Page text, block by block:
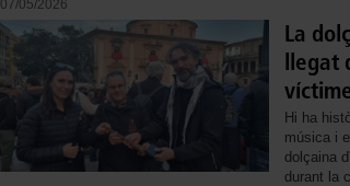
07/05/2026
La
llegat
Hi ha
música i
dolçaina
durant la